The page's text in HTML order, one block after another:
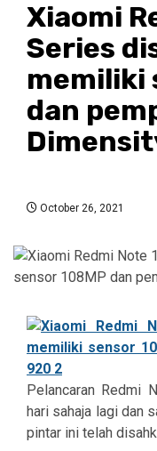
Xiaomi
Series
memiliki
dan
October 26, 2021
Pelancaran Redmi
hari sahaja lagi dan
pintar ini telah